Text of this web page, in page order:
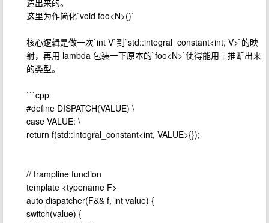
造出来的。
这里为作简化`void foo<N>()`
核心逻辑是做一次`int V`到`std::integral_constant<int, V>`的映
射，再用 lambda 包装一下原本的`foo<N>`使得能用上推断出来
的类型。
```cpp
#define DISPATCH(VALUE) \
case VALUE: \
return f(std::integral_constant<int, VALUE>{});
// trampline function
template <typename F>
auto dispatcher(F&& f, int value) {
switch(value) {